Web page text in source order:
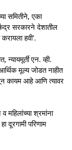
समितीने, एका
सरकारने देशातील
हवी'.
एन. व्ही.
मूल्य जोडत नाहीत
कायम आहे आणि त्यावर
महिलांच्या श्रमांना
दूरगामी परिणाम